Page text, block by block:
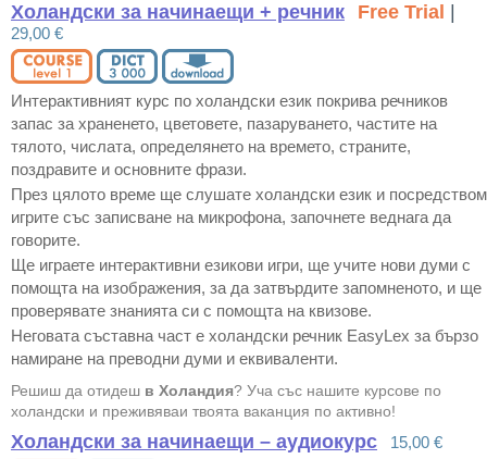
Холандски за начинаещи + речник Free Trial
29,00 €
Интерактивният курс по холандски език покрива речников
запас за храненето, цветовете, пазаруването, частите на
тялото, числата, определянето на времето, страните,
поздравите и основните фрази.
През цялото време ще слушате холандски език и посредством
игрите със записване на микрофона, започнете веднага да
говорите.
Ще играете интерактивни езикови игри, ще учите нови думи с
помощта на изображения, за да затвърдите запомненото, и ще
проверявате знанията си с помощта на квизове.
Неговата съставна част е холандски речник EasyLex за бързо
намиране на преводни думи и еквиваленти.
Решиш да отидеш в Холандия? Уча със нашите курсове по
холандски и преживяваи твоята ваканция по активно!
Холандски за начинаещи – аудиокурс 15,00 €